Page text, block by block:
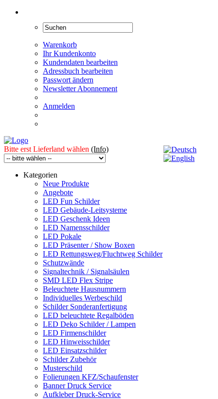
Warenkorb
Ihr Kundenkonto
Kundendaten bearbeiten
Adressbuch bearbeiten
Passwort ändern
Newsletter Abonnement
Anmelden
Bitte erst Lieferland wählen (Info)
Kategorien
Neue Produkte
Angebote
LED Fun Schilder
LED Gebäude-Leitsysteme
LED Geschenk Ideen
LED Namensschilder
LED Pokale
LED Präsenter / Show Boxen
LED Rettungsweg/Fluchtweg Schilder
Schutzwände
Signaltechnik / Signalsäulen
SMD LED Flex Stripe
Beleuchtete Hausnummern
Individuelles Werbeschild
Schilder Sonderanfertigung
LED beleuchtete Regalböden
LED Deko Schilder / Lampen
LED Firmenschilder
LED Hinweisschilder
LED Einsatzschilder
Schilder Zubehör
Musterschild
Folierungen KFZ/Schaufenster
Banner Druck Service
Aufkleber Druck-Service